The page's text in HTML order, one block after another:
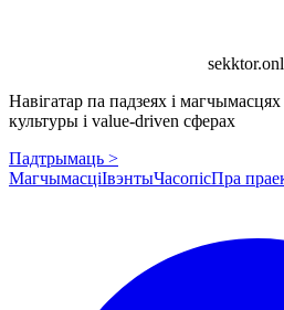
Навігатар па падзеях і
культуры і value-driven сферах
Падтрымаць >
МагчымасціІвэнтыЧасопісПра